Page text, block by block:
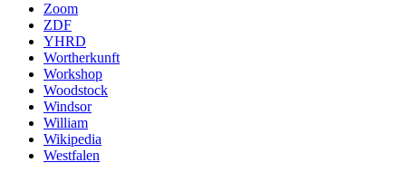
Zoom
ZDF
YHRD
Wortherkunft
Workshop
Woodstock
Windsor
William
Wikipedia
Westfalen